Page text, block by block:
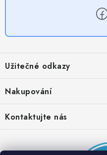
p
a
Užitečné odkazy
Provizní systém
Partner stránek: Super plecháček
Nakupování
Podmínky akce 2 + 1 zdarma
Kontaktujte nás